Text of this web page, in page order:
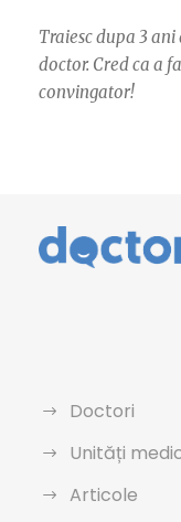
Traiesc dupa 3
doctor. Cred ca a
convingator!
Doctori
Unități
Articole